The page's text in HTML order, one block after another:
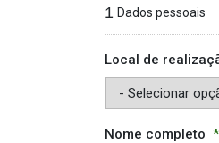
1 Dados pessoais
Local de
Nome completo *